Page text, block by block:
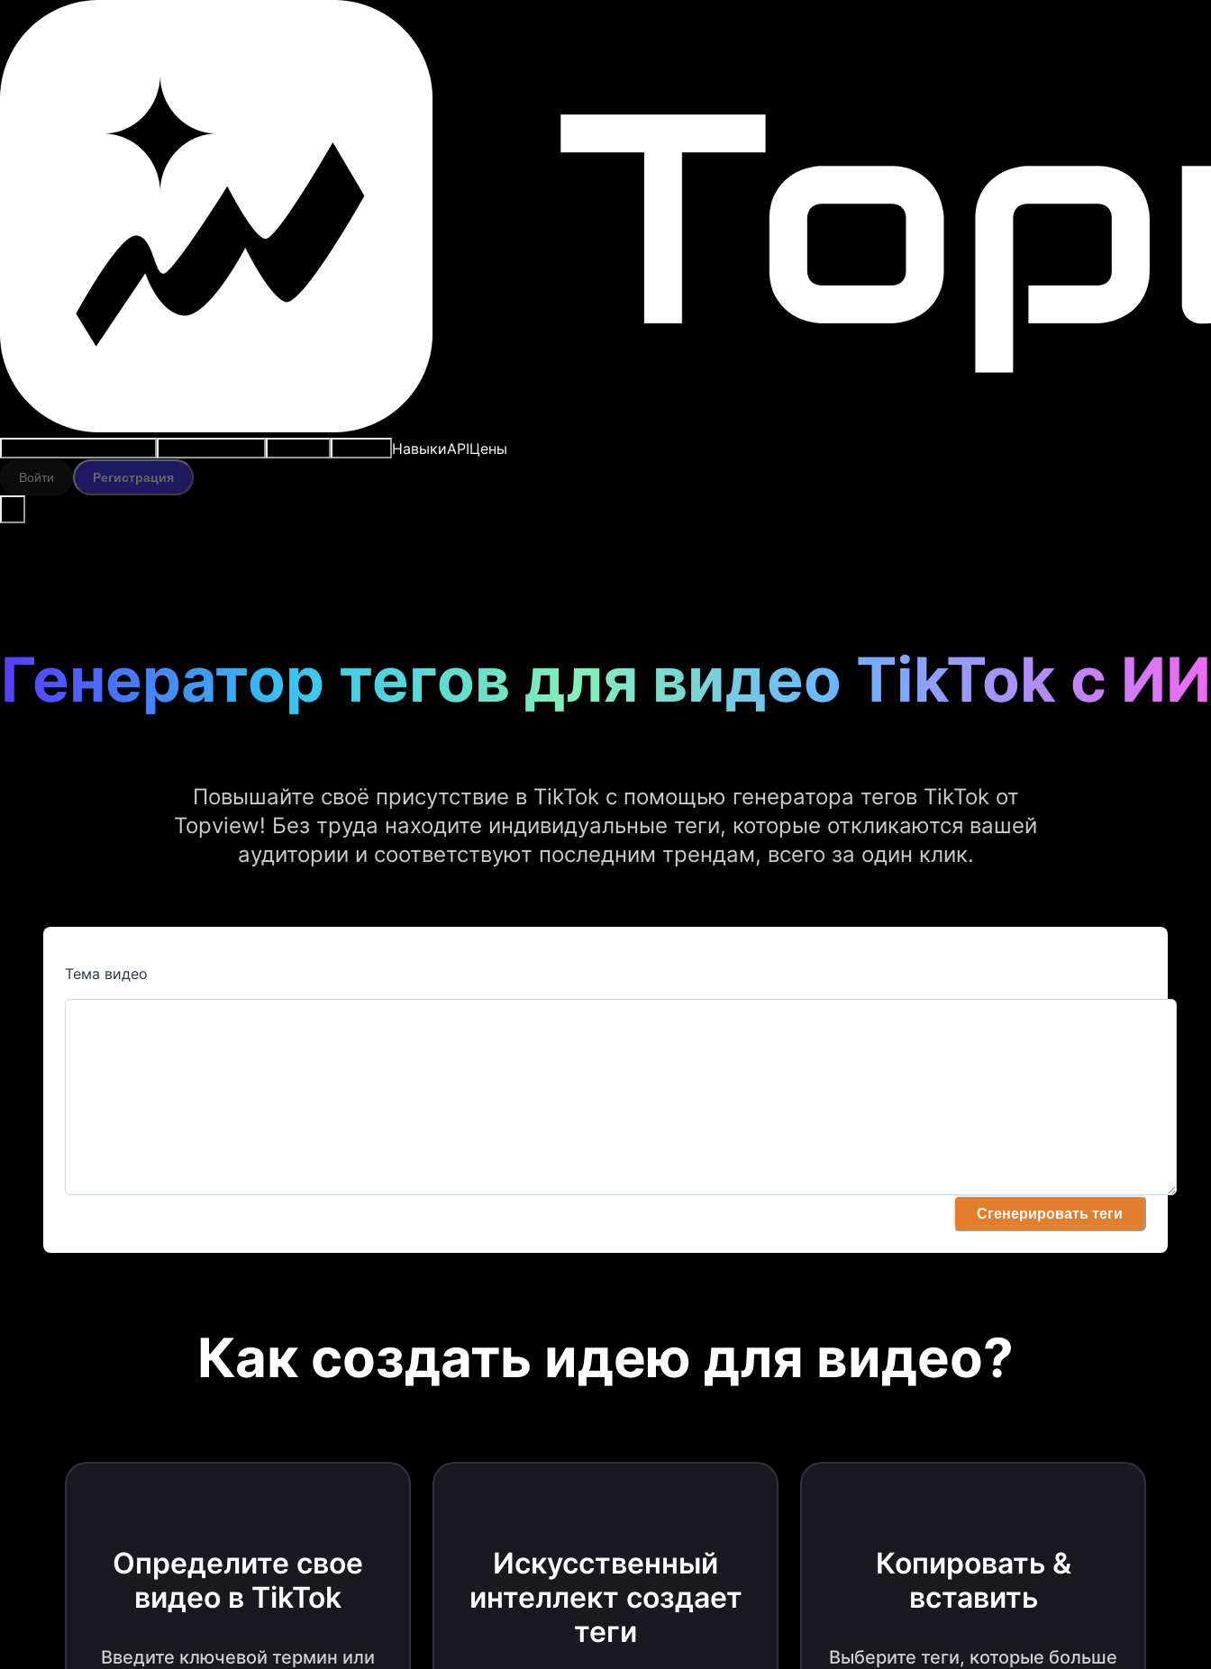
НавыкиAPIЦены
Войти Регистрация
Генератор тегов для видео TikTok с ИИ
Повышайте своё присутствие в TikTok с помощью генератора тегов TikTok от
Topview! Без труда находите индивидуальные теги, которые откликаются вашей
аудитории и соответствуют последним трендам, всего за один клик.
Тема видео
Сгенерировать теги
Как создать идею для видео?
Определите свое
видео в TikTok
Введите ключевой термин или
Искусственный
интеллект создает
теги
Копировать &
вставить
Выберите теги, которые больше